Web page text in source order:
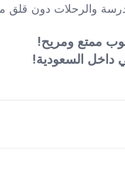
والرحلات دون قلق
ممتع ومريح!
داخل السعودية!